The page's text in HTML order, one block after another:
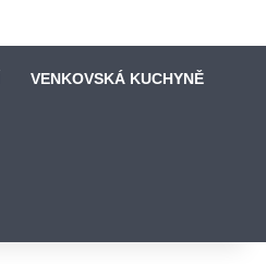
VENKOVSKÁ KUCHYNĚ